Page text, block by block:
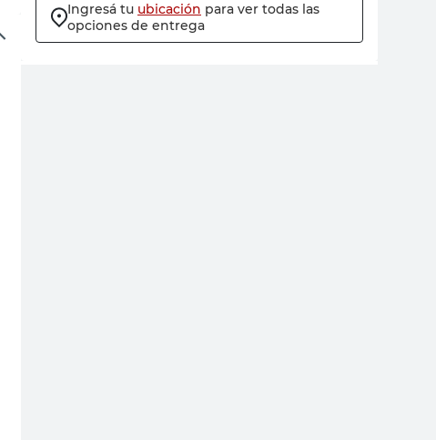
Ingresá tu ubicación para ver todas las
opciones de entrega